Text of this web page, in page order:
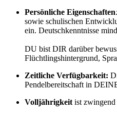
Persönliche Eigenschaften:
sowie schulischen
ein. Deutschkenntnisse
DU bist DIR darüber
Flüchtlingshintergrund,
Zeitliche Verfügbarkeit:
Pendelbereitschaft in
Volljährigkeit ist